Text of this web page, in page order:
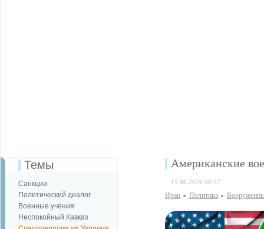
Темы
Санкции
Политический диалог
Военные учения
Неспокойный Кавказ
Американские
11.06.2026 06:57
Иран Политика